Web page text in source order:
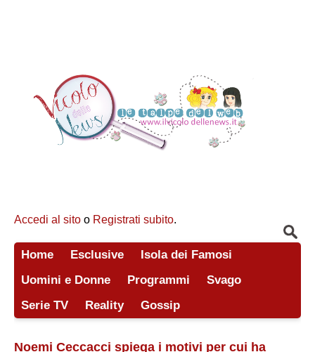
Accedi al sito o Registrati subito.
Home Esclusive
Isola dei Famosi
Uomini e Donne
Programmi
Svago
Serie TV
Reality Gossip
Noemi Ceccacci spiega i motivi per cui ha